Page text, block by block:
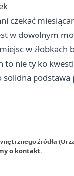
czekać
w dowolnym
w żłobkach
to nie tylko
podstawa
źródła
o kontakt.